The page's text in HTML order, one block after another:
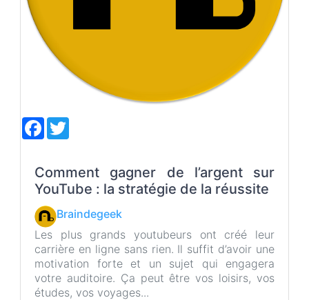
F
a
b
o
o
t
e
r
Comment gagner de l’argent sur
YouTube : la stratégie de la réussite
Braindegeek
Les plus grands youtubeurs ont créé leur
carrière en ligne sans rien. Il suffit d’avoir une
motivation forte et un sujet qui engagera
votre auditoire. Ça peut être vos loisirs, vos
études, vos voyages...